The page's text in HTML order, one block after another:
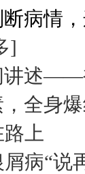
病情
]
讲述——
全身
上
病“说